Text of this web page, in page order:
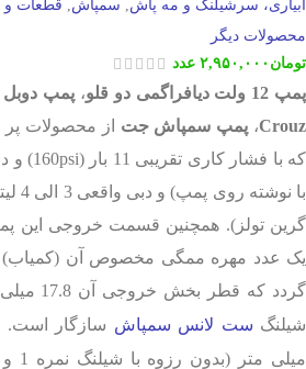
آبیاری، سرشیلنگ و مه پاش, سمپاش, قطعات و
محصولات دیگر
تومان ۲,۹۵۰,۰۰۰ عدد
پمپ 12 ولت دیافراگمی دو قلو ، پمپ دوبل
Crouz، پمپ سمپاش جت از محصولات
با
گرین تولز). همچنین قسمت خروجی این
یک عدد مهره ممگی مخصوص آن (کمیاب)
گردد که
شیلنگ ست لانس سمپاش